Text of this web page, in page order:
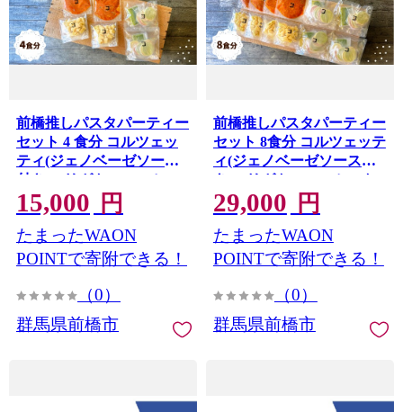
前橋推しパスタパーティー
セット 4 食分 コルツェッ
ティ(ジェノベーゼソース
付き)、リガトーニ、ミー
トソース｜生パスタ パス
タ 簡単 本格 コルツェッテ
ィ リガトーニ ジェノベー
ゼ ミートソース ソース 小
い おうちごはん 簡単ご飯
15,000 円
たまったWAON
POINTで寄附できる！
（0）
群馬県前橋市
前橋推しパスタパーティー
セット 8食分 コルツェッテ
ィ(ジェノベーゼソース付
き)、リガトーニ、ミート
ソース｜生パスタ パスタ
簡単 本格 コルツェッティ
リガトーニ ジェノベーゼ
ミートソース ソース 小麦
おうちごはん 簡単ご飯 コ
29,000 円
たまったWAON
POINTで寄附できる！
（0）
群馬県前橋市